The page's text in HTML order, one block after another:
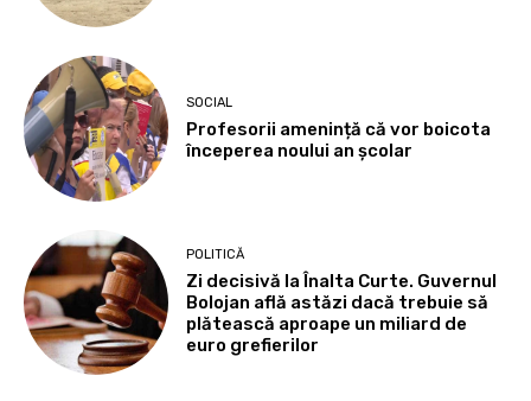
SOCIAL
Profesorii amenință că vor boicota
începerea noului an școlar
POLITICĂ
Zi decisivă la Înalta Curte. Guvernul
Bolojan află astăzi dacă trebuie să
plătească aproape un miliard de
euro grefierilor